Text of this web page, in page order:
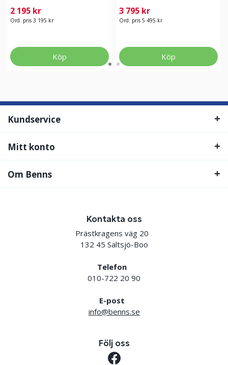
2 195 kr
Ord. pris 3 195 kr
Köp
3 795 kr
Ord. pris 5 495 kr
Köp
Kundservice
Mitt konto
Om Benns
Kontakta oss
Prästkragens väg 20
132 45 Saltsjö-Boo
Telefon
010-722 20 90
E-post
info@benns.se
Följ oss